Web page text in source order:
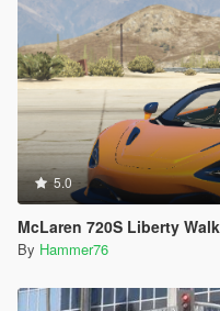
5.0
McLaren 720S Liberty
By Hammer76